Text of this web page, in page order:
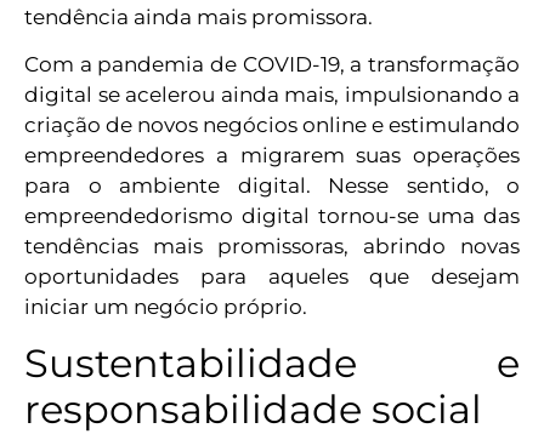
tendência ainda mais promissora.
Com a pandemia de COVID-19, a transformação
digital se acelerou ainda mais, impulsionando a
criação de novos negócios online e estimulando
empreendedores a migrarem suas operações
para o ambiente digital. Nesse sentido, o
empreendedorismo digital tornou-se uma das
tendências mais promissoras, abrindo novas
oportunidades para aqueles que desejam
iniciar um negócio próprio.
Sustentabilidade e
responsabilidade social